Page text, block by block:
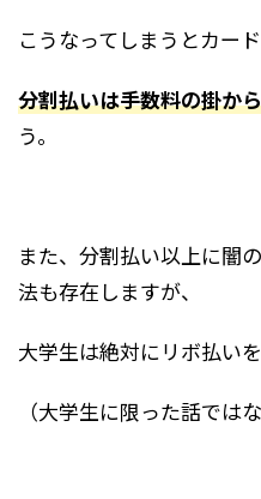
こうなってしまうとカー
分割払いは手数料の掛か
う。
また、分割払い以上に闇
法も存在しますが、
大学生は絶対にリボ払い
（大学生に限った話では